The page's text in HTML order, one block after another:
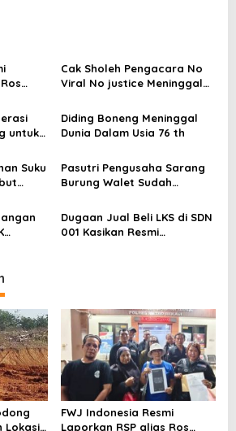
Cak Sholeh Pengacara No
Viral No justice Meninggal
untuk
Diding Boneng Meninggal
Dunia Dalam Usia 76 th
Suku
Pasutri Pengusaha Sarang
Burung Walet Sudah
Pelapor Desak Polda Jambi
Segera Lakukan Penahanan
Dugaan Jual Beli LKS di SDN
001 Kasikan Resmi
Lokasi
FWJ Indonesia Resmi
Laporkan RSP alias Ros